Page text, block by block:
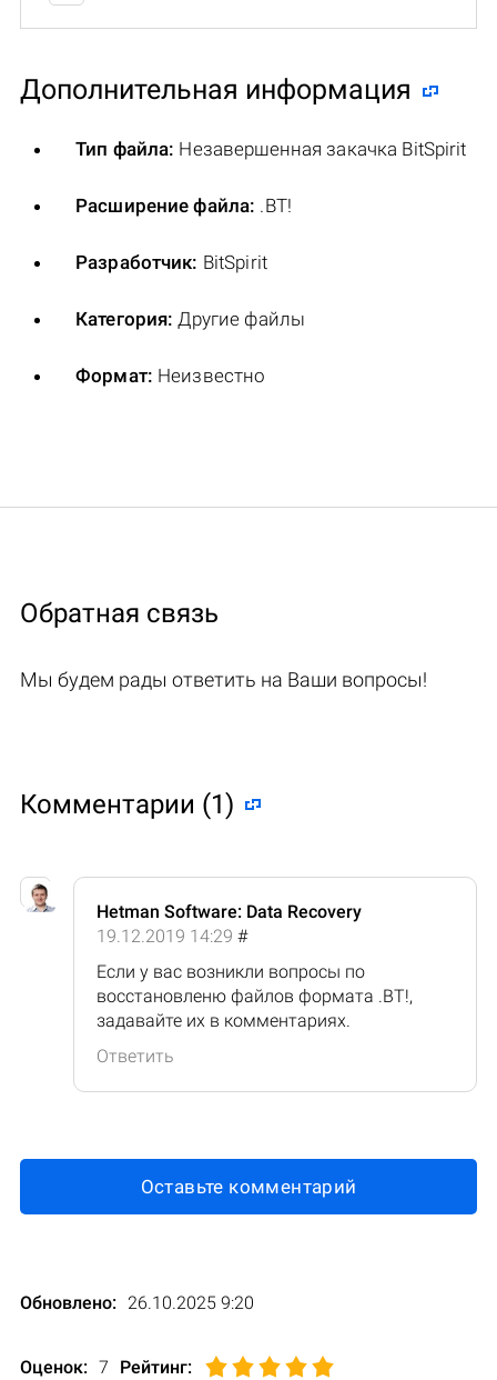
Дополнительная информация
Тип файла: Незавершенная закачка BitSpirit
Расширение файла: .BT!
Разработчик: BitSpirit
Категория: Другие файлы
Формат: Неизвестно
Обратная связь
Мы будем рады ответить на Ваши вопросы!
Комментарии (1)
Hetman Software: Data Recovery
19.12.2019 14:29 #
Если у вас возникли вопросы по
восстановленю файлов формата .BT!,
задавайте их в комментариях.
Ответить
Оставьте комментарий
Обновлено: 26.10.2025 9:20
Оценок: 7 Рейтинг: